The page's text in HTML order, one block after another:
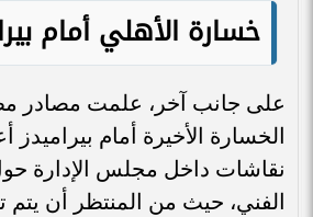
خسارة الأهلي أمام
على جانب آخر، علمت مصادر
الخسارة الأخيرة أمام بيراميدز
نقاشات داخل مجلس الإدارة
الفني، حيث من المنتظر أن يتم